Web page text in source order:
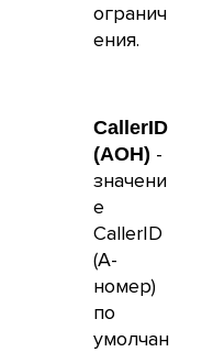
огранич
ения.
CallerID
(АОН) -
значени
е
CallerID
(А-
номер)
по
умолчан